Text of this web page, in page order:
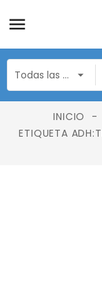
INICIO
ETIQUETA